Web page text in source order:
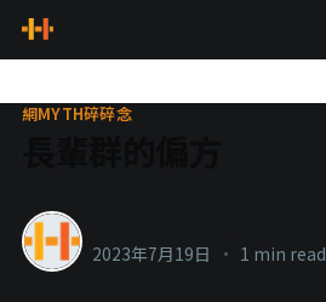
網MYTH碎碎念
2023年7月19日 • 1 min read